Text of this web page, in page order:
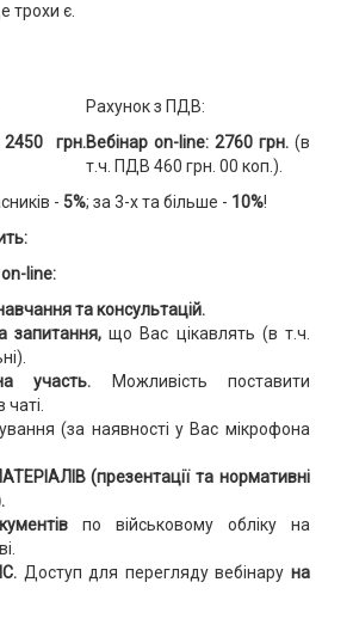
трохи є.
2450 грн.
Рахунок з ПДВ:
Вебінар on-line: 2760 грн. (в
т.ч. ПДВ 460 грн. 00 коп.).
- 5%; за 3-х та більше - 10%!
on-line:
та консультацій.
запитання,що Вас цікавлять (в т.ч.
участь.
Можливість поставити
чаті.
(за наявності у Вас мікрофона
(презентації та нормативні
по військовому обліку на
Доступ для перегляду вебінару на